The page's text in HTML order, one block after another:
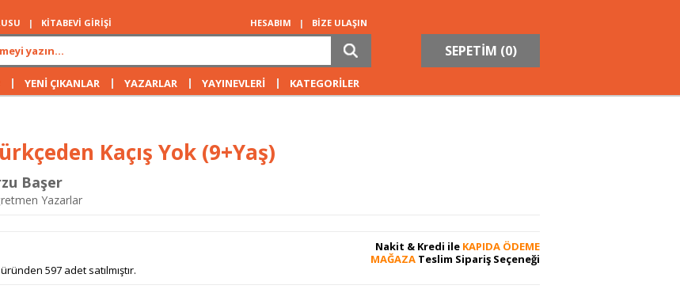
| KİTABEVİ GİRİŞİ HESABIM | BİZE ULAŞIN
SEPETİM (0)
| YENİ ÇIKANLAR | YAZARLAR | YAYINEVLERİ | KATEGORİLER
Kaçış Yok (9+Yaş)
Başer
Yazarlar
597 adet satılmıştır.
Nakit & Kredi ile KAPIDA ÖDEME
MAĞAZA Teslim Sipariş Seçeneği